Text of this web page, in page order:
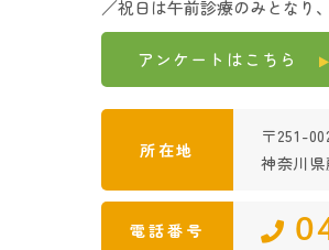
／祝日は午前診療のみとなり
アンケートは こちら
所在地
〒251-
神奈川県
電話番号